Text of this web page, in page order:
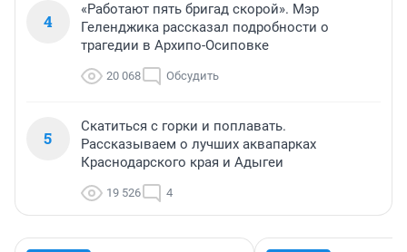
4
«Работают пять бригад скорой». Мэр
Геленджика рассказал подробности о
трагедии в Архипо-Осиповке
20 068 Обсудить
5
Скатиться с горки и поплавать.
Рассказываем о лучших аквапарках
Краснодарского края и Адыгеи
19 526 4